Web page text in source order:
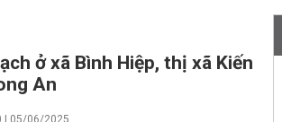
ở xã Bình Hiệp, thị xã Kiến
An
| 05/06/2025